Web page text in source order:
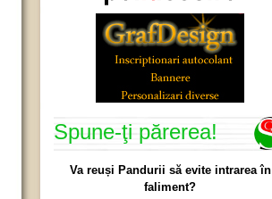
Spune-ţi părerea!
Va reuși Pandurii să evite intrarea în
faliment?